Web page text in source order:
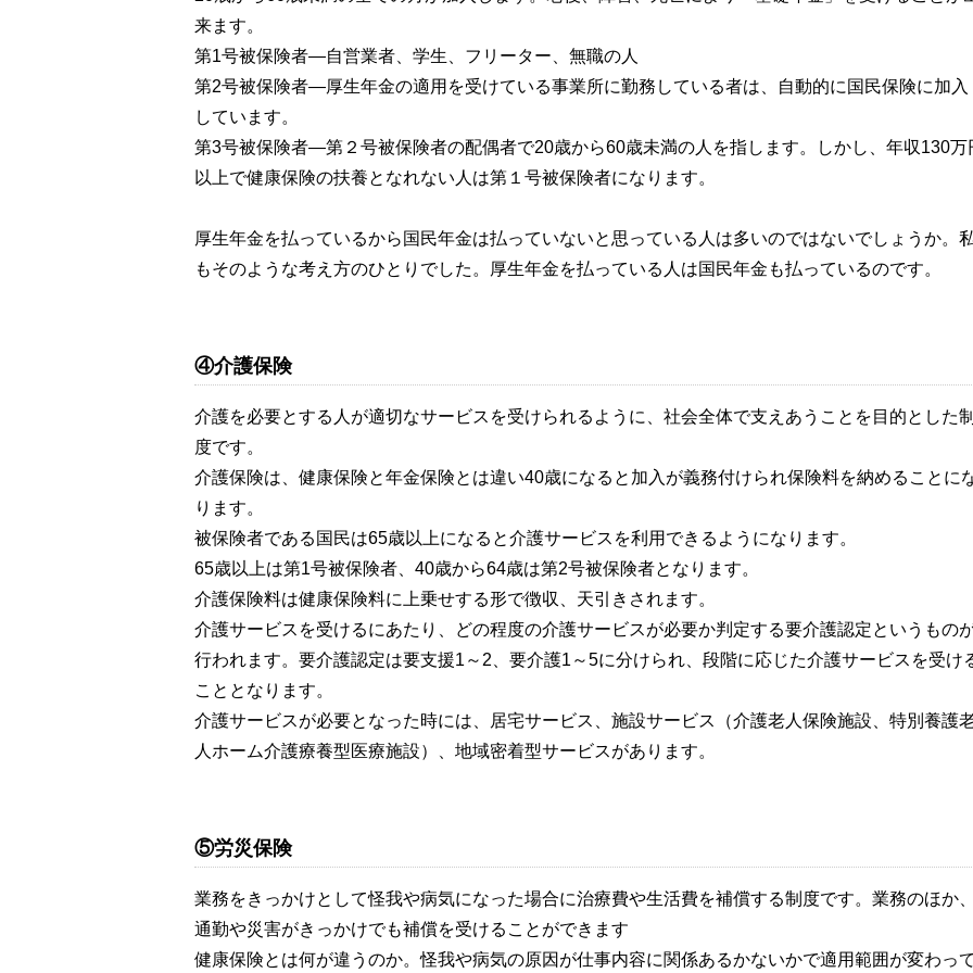
来ます。
第1号被保険者—自営業者、学生、フリーター、無職の人
第2号被保険者―厚生年金の適用を受けている事業所に勤務している者は、自動的に国民保険に加入
しています。
第3号被保険者―第２号被保険者の配偶者で20歳から60歳未満の人を指します。しかし、年収130万
以上で健康保険の扶養となれない人は第１号被保険者になります。
厚生年金を払っているから国民年金は払っていないと思っている人は多いのではないでしょうか。
もそのような考え方のひとりでした。厚生年金を払っている人は国民年金も払っているのです。
④介護保険
介護を必要とする人が適切なサービスを受けられるように、社会全体で支えあうことを目的とした制
度です。
介護保険は、健康保険と年金保険とは違い40歳になると加入が義務付けられ保険料を納めることに
ります。
被保険者である国民は65歳以上になると介護サービスを利用できるようになります。
65歳以上は第1号被保険者、40歳から64歳は第2号被保険者となります。
介護保険料は健康保険料に上乗せする形で徴収、天引きされます。
介護サービスを受けるにあたり、どの程度の介護サービスが必要か判定する要介護認定というもの
行われます。要介護認定は要支援1～2、要介護1～5に分けられ、段階に応じた介護サービスを受け
こととなります。
介護サービスが必要となった時には、居宅サービス、施設サービス（介護老人保険施設、特別養護
人ホーム介護療養型医療施設）、地域密着型サービスがあります。
⑤労災保険
業務をきっかけとして怪我や病気になった場合に治療費や生活費を補償する制度です。業務のほか、
通勤や災害がきっかけでも補償を受けることができます
健康保険とは何が違うのか。怪我や病気の原因が仕事内容に関係あるかないかで適用範囲が変わって